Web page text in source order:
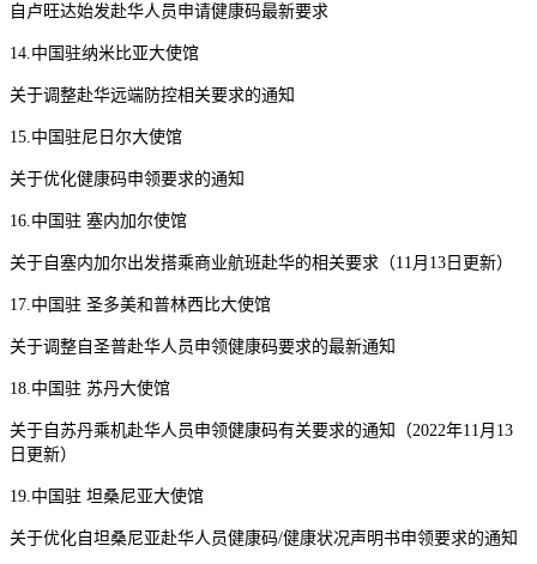
自卢旺达始发赴华人员申请健康码最新要求
14.中国驻纳米比亚大使馆
关于调整赴华远端防控相关要求的通知
15.中国驻尼日尔大使馆
关于优化健康码申领要求的通知
16.中国驻 塞内加尔使馆
关于自塞内加尔出发搭乘商业航班赴华的相关要求（11月13日更新）
17.中国驻 圣多美和普林西比大使馆
关于调整自圣普赴华人员申领健康码要求的最新通知
18.中国驻 苏丹大使馆
关于自苏丹乘机赴华人员申领健康码有关要求的通知（2022年11月13
日更新）
19.中国驻 坦桑尼亚大使馆
关于优化自坦桑尼亚赴华人员健康码/健康状况声明书申领要求的通知